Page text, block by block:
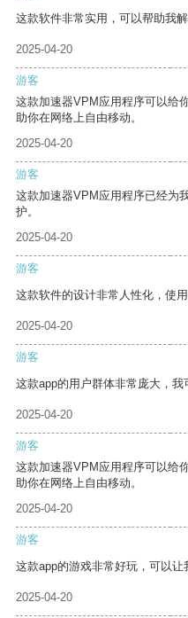
这款软件非常实用，可以帮助我解
2025-04-20
游客
这款加速器VPM应用程序可以给
助你在网络上自由移动。
2025-04-20
游客
这款加速器VPM应用程序已经为
护。
2025-04-20
游客
这款软件的设计非常人性化，使用
2025-04-20
游客
这款app的用户群体非常庞大，我
2025-04-20
游客
这款加速器VPM应用程序可以给
助你在网络上自由移动。
2025-04-20
游客
这款app的游戏非常好玩，可以让
2025-04-20